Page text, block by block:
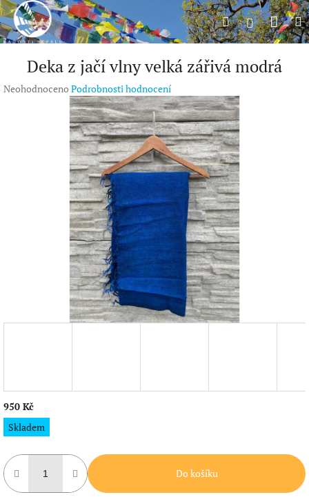
Přejít
na
obsah
HledatPřihlášení
Deka z jačí vlny velká zářivá modrá
Průměrné
Neohodnoceno Podrobnosti hodnocení
950 Kč
Měrná
cena:
Skladem
Do košíku